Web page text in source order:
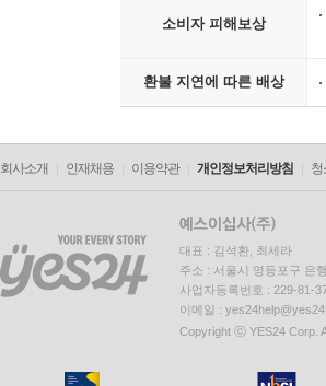
소비자 피해보상
환불 지연에 따른 배상
회사소개 인재채용 이용약관 개인정보처리방침 청
대표 : 김석환, 최세라
주소 : 서울시 영등포구 은
사업자등록번호 : 229-81-
이메일 :
Copyright ⓒ YES24 Corp.